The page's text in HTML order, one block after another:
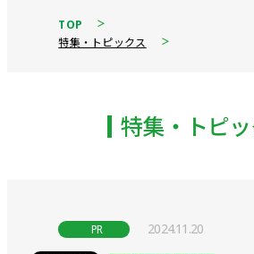
TOP
特集・トピックス
特集・トピ
PR 2024.11.20